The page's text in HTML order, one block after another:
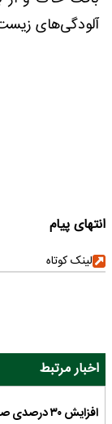
آلودگی‌های
انتهای پیام
لینک کوتاه
اخبار مرتبط
افزایش ۳۰ درصدی صادرات محصولات کشاورزی فسا